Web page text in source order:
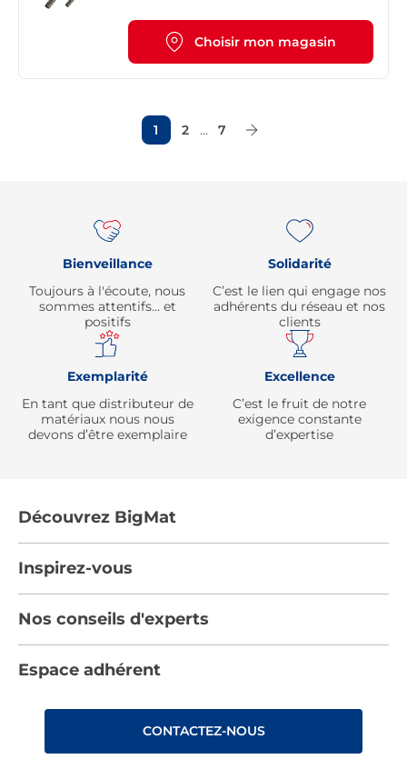
Choisir mon magasin
1 2 ... 7
Bienveillance
Toujours à l'écoute, nous
sommes attentifs… et
positifs
Solidarité
C’est le lien qui engage nos
adhérents du réseau et nos
clients
Exemplarité
En tant que distributeur de
matériaux nous nous
devons d’être exemplaire
Excellence
C’est le fruit de notre
exigence constante
d’expertise
Découvrez BigMat
Devenez adhérent
Les Bâtisseurs du Sport
Déclaration d’accessibilité : non conforme
Inspirez-vous
Nos catalogues
Rencontres
Nos conseils d'experts
Espace adhérent
CONTACTEZ-NOUS